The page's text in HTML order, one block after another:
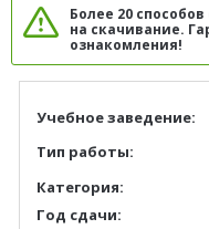
Более 20
на скачивание.
ознакомления!
Учебное заведение:
Тип работы:
Категория:
Год сдачи: